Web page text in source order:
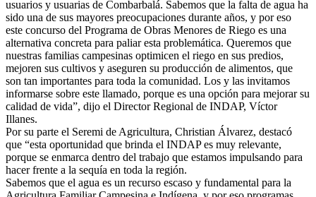
usuarios y usuarias de Combarbalá. Sabemos que la falta de agua ha
sido una de sus mayores preocupaciones durante años, y por eso
este concurso del Programa de Obras Menores de Riego es una
alternativa concreta para paliar esta problemática. Queremos que
nuestras familias campesinas optimicen el riego en sus predios,
mejoren sus cultivos y aseguren su producción de alimentos, que
son tan importantes para toda la comunidad. Los y las invitamos
informarse sobre este llamado, porque es una opción para mejorar su
calidad de vida”, dijo el Director Regional de INDAP, Víctor
Illanes.
Por su parte el Seremi de Agricultura, Christian Álvarez, destacó
que “esta oportunidad que brinda el INDAP es muy relevante,
porque se enmarca dentro del trabajo que estamos impulsando para
hacer frente a la sequía en toda la región.
Sabemos que el agua es un recurso escaso y fundamental para la